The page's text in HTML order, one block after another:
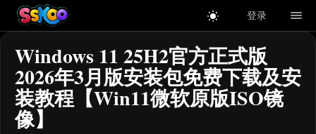
登录
Windows 11 25H2官方正式版
2026年3月版安装包免费下载及安
装教程【Win11微软原版ISO镜
像】